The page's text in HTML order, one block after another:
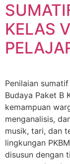
KELAS
Penilaian
Budaya Paket B
kemampuan
menganalisis,
musik, tari, dan
lingkungan
disusun dengan